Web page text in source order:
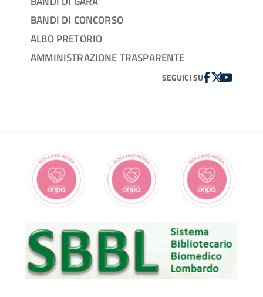
BANDI DI CONCORSO
ALBO PRETORIO
AMMINISTRAZIONE TRASPARENTE
SEGUICI SUFACEBOOK
TWITTER
YOUTUBE